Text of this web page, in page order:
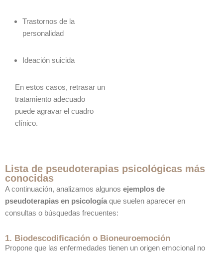
Trastornos de la
personalidad
Ideación suicida
En estos casos, retrasar un
tratamiento adecuado
puede agravar el cuadro
clínico.
Lista de pseudoterapias psicológicas más
conocidas
A continuación, analizamos algunos ejemplos de
pseudoterapias en psicologíaque suelen aparecer en
consultas o búsquedas frecuentes:
1. Biodescodificación o Bioneuroemoción
Propone que las enfermedades tienen un origen emocional no